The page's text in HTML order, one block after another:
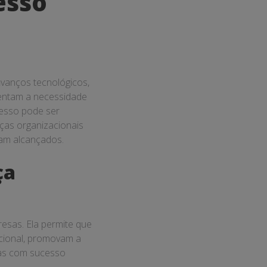
tecnológicos,
a necessidade
pode ser
organizacionais
alcançados.
Ela permite que
promovam a
com sucesso